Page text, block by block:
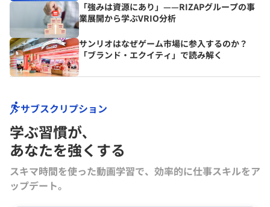
「強みは資源にあり」——RIZAPグループの事
業展開から学ぶVRIO分析
サンリオはなぜゲーム市場に参入するのか？
「ブランド・エクイティ」で読み解く
サブスクリプション
学ぶ習慣が､
あなたを強くする
スキマ時間を使った動画学習で、効率的に仕事スキルをア
ップデート。